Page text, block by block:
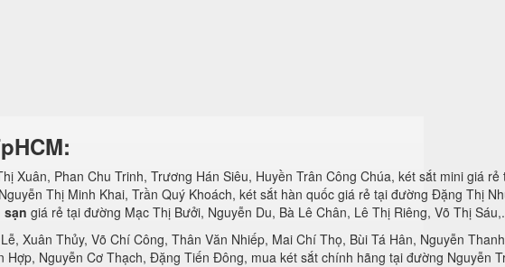
Xuân, Phan Chu Trinh, Trương Hán Siêu, Huyền Trân Công Chúa, két sắt mini giá
Thị Minh Khai, Trần Quý Khoách, két sắt hàn quốc giá rẻ tại đường Đặng Thị
sạn giá rẻ tại đường Mạc Thị Bưởi, Nguyễn Du, Bà Lê Chân, Lê Thị Riêng, Võ Thị
Xuân Thủy, Võ Chí Công, Thân Văn Nhiếp, Mai Chí Thọ, Bùi Tá Hân, Nguyễn
Nguyễn Cơ Thạch, Đặng Tiến Đông, mua két sắt chính hãng tại đường Nguyễn